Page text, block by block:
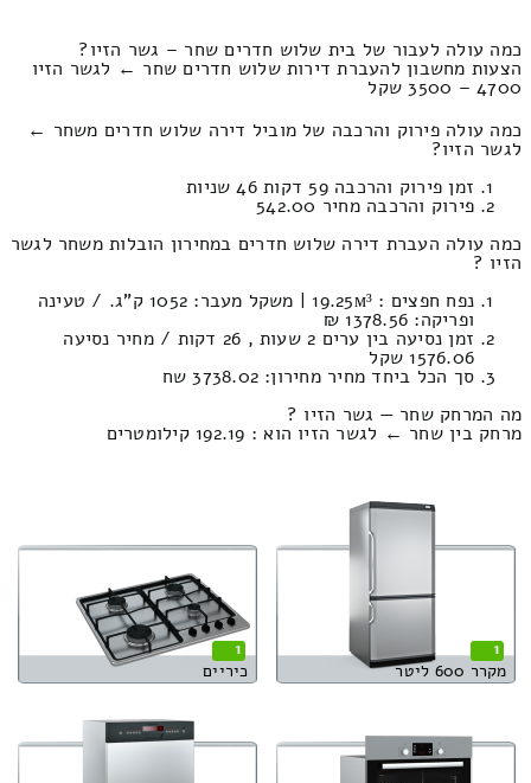
כמה עולה לעבור של בית שלוש חדרים שחר – גשר הזיו?
הצעות מחשבון להעברת דירות שלוש חדרים שחר ← לגשר הזיו
4700 – 3500 שקל
כמה עולה פירוק והרכבה של מוביל דירה שלוש חדרים משחר ←
לגשר הזיו?
זמן פירוק והרכבה 59 דקות 46 שניות
פירוק והרכבה מחיר 542.00
כמה עולה העברת דירה שלוש חדרים במחירון הובלות משחר לגשר
הזיו ?
נפח חפצים : 19.25м³ | משקל מעבר: 1052 ק”ג. / טעינה
ופריקה: 1378.56 ₪
זמן נסיעה בין ערים 2 שעות , 26 דקות / מחיר נסיעה
1576.06 שקל
סך הכל ביחד מחיר מחירון: 3738.02 שח
מה המרחק שחר — גשר הזיו ?
מרחק בין שחר ← לגשר הזיו הוא : 192.19 קילומטרים
1
מקרר 600 ליטר
1
כיריים